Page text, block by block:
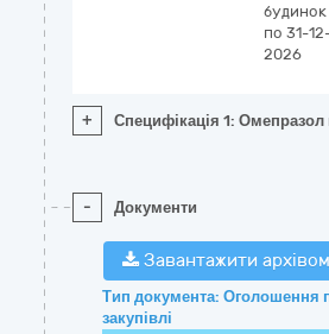
будинок
по 31-
2026
+ Специфікація 1:
- Документи
Завантажити архівом
Тип документа: Оголошення
закупівлі